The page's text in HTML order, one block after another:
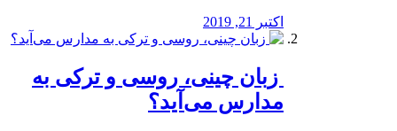
اکتبر 21, 2019
️ زبان چینی، روسی و ترکی به
مدارس می‌آید؟